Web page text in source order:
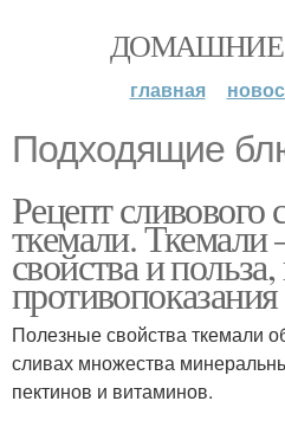
ДОМАШНИЕ
главная
Подходящие
Рецепт сливового
ткемали.
свойства и
противопоказания
Полезные свойства ткемали
сливах множества
пектинов и витаминов.